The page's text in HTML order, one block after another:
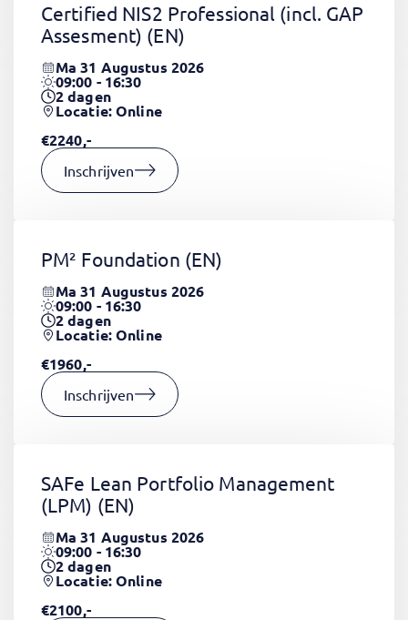
Certified NIS2 Professional (incl. GAP
Assesment) (EN)
Ma 31 Augustus 2026
09:00 - 16:30
2dagen
Locatie: Online
€2240,-
Inschrijven
PM² Foundation (EN)
Ma 31 Augustus 2026
09:00 - 16:30
2dagen
Locatie: Online
€1960,-
Inschrijven
SAFe Lean Portfolio Management
(LPM) (EN)
Ma 31 Augustus 2026
09:00 - 16:30
2dagen
Locatie: Online
€2100,-